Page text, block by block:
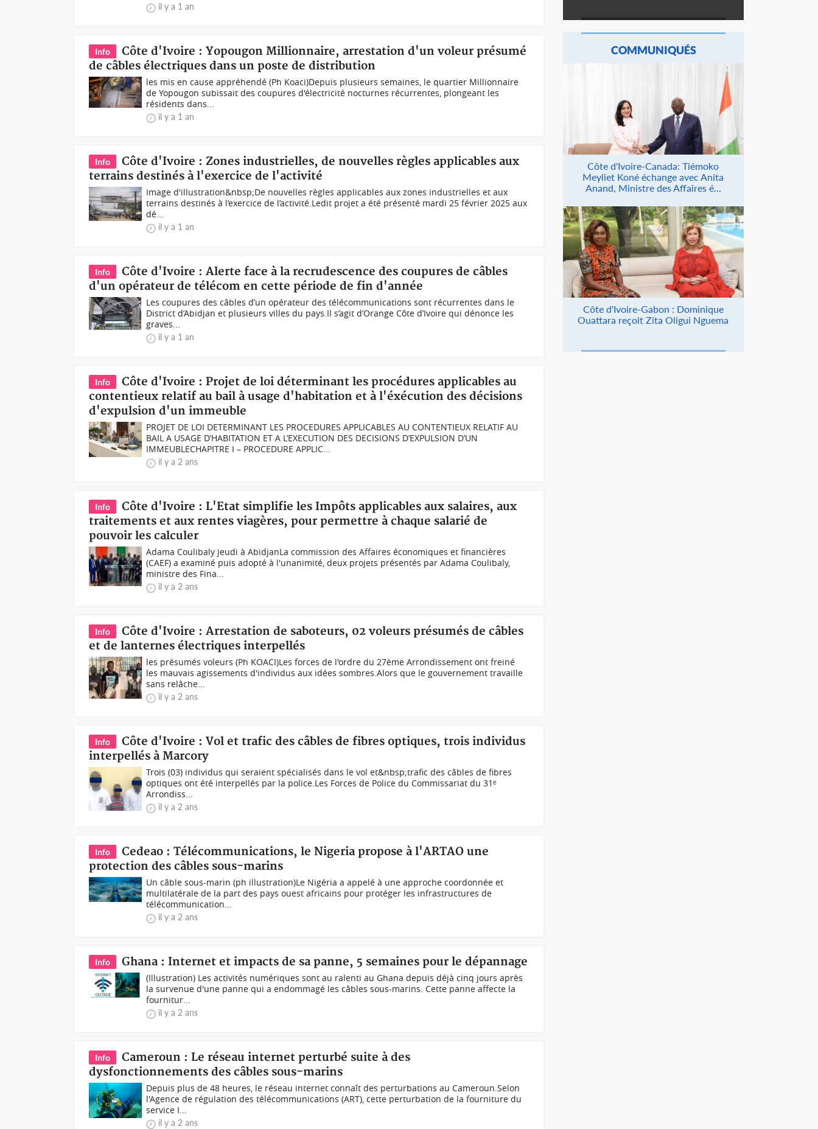
il y a 1 an
Info
Côte d'Ivoire : Yopougon Millionnaire, arrestation d'un voleur présumé
de câbles électriques dans un poste de distribution
les mis en cause appréhendé (Ph Koaci)Depuis plusieurs semaines, le quartier Millionnaire
de Yopougon subissait des coupures d'électricité nocturnes récurrentes, plongeant les
résidents dans...
il y a 1 an
Info
Côte d'Ivoire : Zones industrielles, de nouvelles règles applicables aux
terrains destinés à l'exercice de l'activité
Image d'illustration&nbsp;De nouvelles règles applicables aux zones industrielles et aux
terrains destinés à l’exercice de l’activité.Ledit projet a été présenté mardi 25 février 2025 aux
dé...
il y a 1 an
Info
Côte d'Ivoire : Alerte face à la recrudescence des coupures de câbles
d'un opérateur de télécom en cette période de fin d'année
Les coupures des câbles d’un opérateur des télécommunications sont récurrentes dans le
District d’Abidjan et plusieurs villes du pays.Il s’agit d’Orange Côte d’Ivoire qui dénonce les
graves...
il y a 1 an
Info
Côte d'Ivoire : Projet de loi déterminant les procédures applicables au
contentieux relatif au bail à usage d'habitation et à l'éxécution des décisions
d'expulsion d'un immeuble
PROJET DE LOI DETERMINANT LES PROCEDURES APPLICABLES AU CONTENTIEUX RELATIF AU
BAIL A USAGE D’HABITATION ET A L’EXECUTION DES DECISIONS D’EXPULSION D’UN
IMMEUBLECHAPITRE I – PROCEDURE APPLIC...
il y a 2 ans
Info
Côte d'Ivoire : L'Etat simplifie les Impôts applicables aux salaires, aux
traitements et aux rentes viagères, pour permettre à chaque salarié de
pouvoir les calculer
Adama Coulibaly jeudi à AbidjanLa commission des Affaires économiques et financières
(CAEF) a examiné puis adopté à l'unanimité, deux projets présentés par Adama Coulibaly,
ministre des Fina...
il y a 2 ans
Info
Côte d'Ivoire : Arrestation de saboteurs, 02 voleurs présumés de câbles
et de lanternes électriques interpellés
les présumés voleurs (Ph KOACI)Les forces de l'ordre du 27ème Arrondissement ont freiné
les mauvais agissements d'individus aux idées sombres.Alors que le gouvernement travaille
sans relâche...
il y a 2 ans
Info
Côte d'Ivoire : Vol et trafic des câbles de fibres optiques, trois individus
interpellés à Marcory
Trois (03) individus qui seraient spécialisés dans le vol et&nbsp;trafic des câbles de fibres
optiques ont été interpellés par la police.Les Forces de Police du Commissariat du 31ᵉ
Arrondiss...
il y a 2 ans
Info
Cedeao : Télécommunications, le Nigeria propose à l'ARTAO une
protection des câbles sous-marins
Un câble sous-marin (ph illustration)Le Nigéria a appelé à une approche coordonnée et
multilatérale de la part des pays ouest africains pour protéger les infrastructures de
télécommunication...
il y a 2 ans
Info Ghana : Internet et impacts de sa panne, 5 semaines pour le dépannage
(Illustration) Les activités numériques sont au ralenti au Ghana depuis déjà cinq jours après
la survenue d'une panne qui a endommagé les câbles sous-marins. Cette panne affecte la
fournitur...
il y a 2 ans
Info
Cameroun : Le réseau internet perturbé suite à des
dysfonctionnements des câbles sous-marins
Depuis plus de 48 heures, le réseau internet connaît des perturbations au Cameroun.Selon
l'Agence de régulation des télécommunications (ART), cette perturbation de la fourniture du
service I...
il y a 2 ans
COMMUNIQUÉS
Côte d'Ivoire-Canada: Tiémoko
Meyliet Koné échange avec Anita
Anand, Ministre des Affaires é...
Côte d'Ivoire-Gabon : Dominique
Ouattara reçoit Zita Oligui Nguema